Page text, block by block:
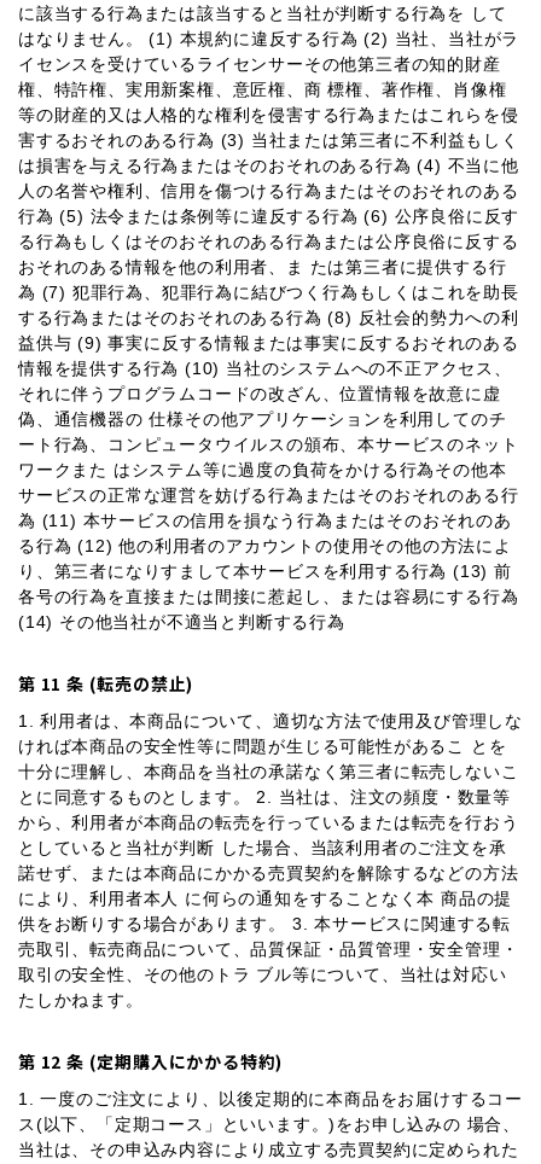
に該当する行為または該当すると当社が判断する行為を して
はなりません。 (1) 本規約に違反する行為 (2) 当社、当社がラ
イセンスを受けているライセンサーその他第三者の知的財産
権、特許権、実用新案権、意匠権、商 標権、著作権、肖像権
等の財産的又は人格的な権利を侵害する行為またはこれらを侵
害するおそれのある行為 (3) 当社または第三者に不利益もしく
は損害を与える行為またはそのおそれのある行為 (4) 不当に他
人の名誉や権利、信用を傷つける行為またはそのおそれのある
行為 (5) 法令または条例等に違反する行為 (6) 公序良俗に反す
る行為もしくはそのおそれのある行為または公序良俗に反する
おそれのある情報を他の利用者、ま たは第三者に提供する行
為 (7) 犯罪行為、犯罪行為に結びつく行為もしくはこれを助⻑
する行為またはそのおそれのある行為 (8) 反社会的勢力への利
益供与 (9) 事実に反する情報または事実に反するおそれのある
情報を提供する行為 (10) 当社のシステムへの不正アクセス、
それに伴うプログラムコードの改ざん、位置情報を故意に虚
偽、通信機器の 仕様その他アプリケーションを利用してのチ
ート行為、コンピュータウイルスの頒布、本サービスのネット
ワークまた はシステム等に過度の負荷をかける行為その他本
サービスの正常な運営を妨げる行為またはそのおそれのある行
為 (11) 本サービスの信用を損なう行為またはそのおそれのあ
る行為 (12) 他の利用者のアカウントの使用その他の方法によ
り、第三者になりすまして本サービスを利用する行為 (13) 前
各号の行為を直接または間接に惹起し、または容易にする行為
(14) その他当社が不適当と判断する行為
第 11 条 (転売の禁止)
1. 利用者は、本商品について、適切な方法で使用及び管理しな
ければ本商品の安全性等に問題が生じる可能性があるこ とを
十分に理解し、本商品を当社の承諾なく第三者に転売しないこ
とに同意するものとします。 2. 当社は、注文の頻度・数量等
から、利用者が本商品の転売を行っているまたは転売を行おう
としていると当社が判断 した場合、当該利用者のご注文を承
諾せず、または本商品にかかる売買契約を解除するなどの方法
により、利用者本人 に何らの通知をすることなく本 商品の提
供をお断りする場合があります。 3. 本サービスに関連する転
売取引、転売商品について、品質保証・品質管理・安全管理・
取引の安全性、その他のトラ ブル等について、当社は対応い
たしかねます。
第 12 条 (定期購入にかかる特約)
1. 一度のご注文により、以後定期的に本商品をお届けするコー
ス(以下、「定期コース」といいます。)をお申し込みの 場合、
当社は、その申込み内容により成立する売買契約に定められた